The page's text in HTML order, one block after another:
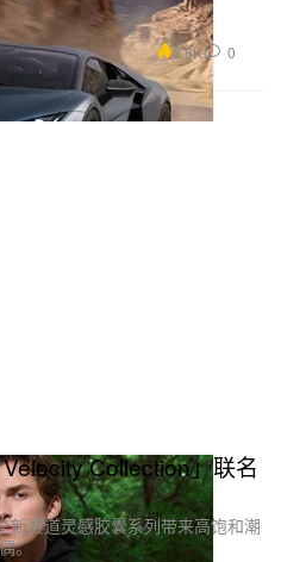
2.8K 0
Collection」联名
赛道灵感胶囊系列带来高饱和潮
。